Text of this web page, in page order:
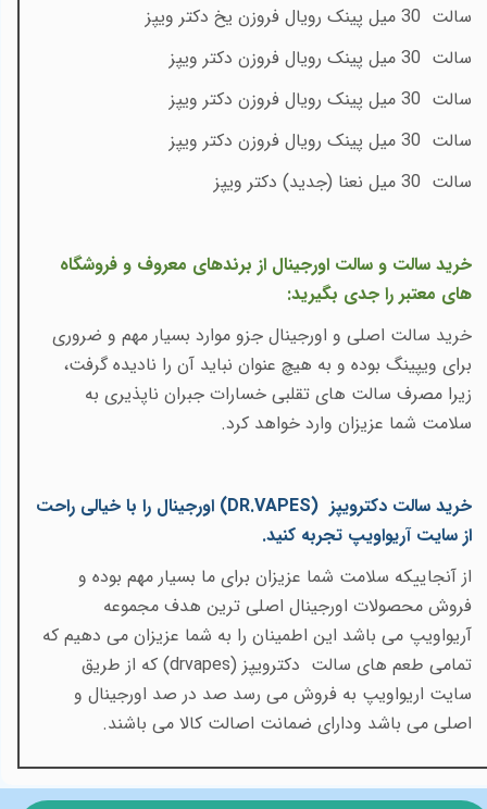
سالت 30 میل پینک رویال فروزن یخ دکتر ویپز
سالت 30 میل پینک رویال فروزن دکتر ویپز
سالت 30 میل پینک رویال فروزن دکتر ویپز
سالت 30 میل پینک رویال فروزن دکتر ویپز
سالت 30 میل نعنا (جدید) دکتر ویپز
خرید سالت و سالت اورجینال از برندهای معروف و فروشگاه
های معتبر را جدی بگیرید:
خرید سالت اصلی و اورجینال جزو موارد بسیار مهم و ضروری
برای ویپینگ بوده و به هیچ عنوان نباید آن را نادیده گرفت،
زیرا مصرف سالت های تقلبی خسارات جبران ناپذیری به
سلامت شما عزیزان وارد خواهد کرد.
خرید سالت دکترویپز (DR.VAPES) اورجینال را با خیالی راحت
از سایت آریواویپ تجربه کنید.
از آنجاییکه سلامت شما عزیزان برای ما بسیار مهم بوده و
فروش محصولات اورجینال اصلی ترین هدف مجموعه
آریواویپ می باشد این اطمینان را به شما عزیزان می دهیم که
تمامی طعم های سالت دکترویپز (drvapes)
که از طریق
سایت اریواویپ به فروش می رسد صد در صد اورجینال و
اصلی می باشد ودارای ضمانت اصالت کالا می باشند.